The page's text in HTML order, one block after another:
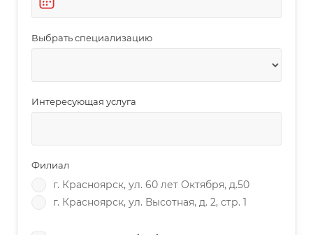
Выбрать специализацию
Интересующая услуга
Филиал
г. Красноярск, ул. 60 лет Октября, д.50
г. Красноярск, ул. Высотная, д. 2, стр. 1